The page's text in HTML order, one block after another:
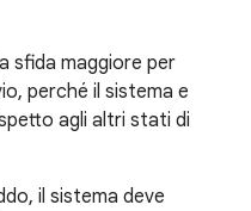
sfida maggiore per
perché il sistema e
agli altri stati di
il sistema deve